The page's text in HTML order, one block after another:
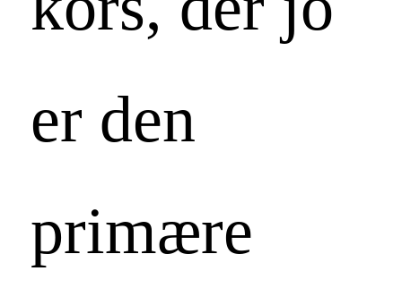
er den
primære